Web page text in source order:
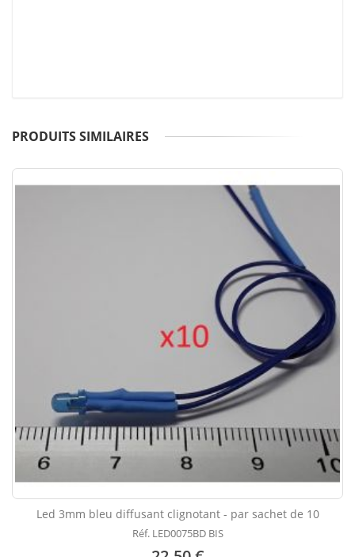
PRODUITS SIMILAIRES
Led 3mm bleu diffusant clignotant - par sachet de 10
Réf. LED0075BD BIS